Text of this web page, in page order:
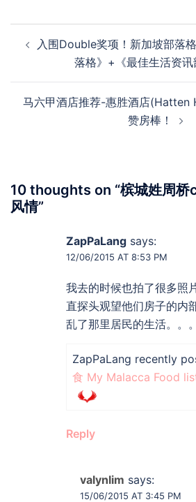
navigation
入围Double奖项！新加坡部落
落格》+《最佳生活资讯
马六甲酒店推荐-惠胜酒店(Hatten
赞房棒！
10 thoughts on “槟城姓周
风情”
ZapPaLang says:
12/06/2015 AT 8:53 PM
我去的时候也拍了很多照
直探头观望他们房子的内
乱了那里居民的生活。。。
ZapPaLang recently
食 My Malacca Food
Reply
valynlim says:
15/06/2015 AT 3:45 PM